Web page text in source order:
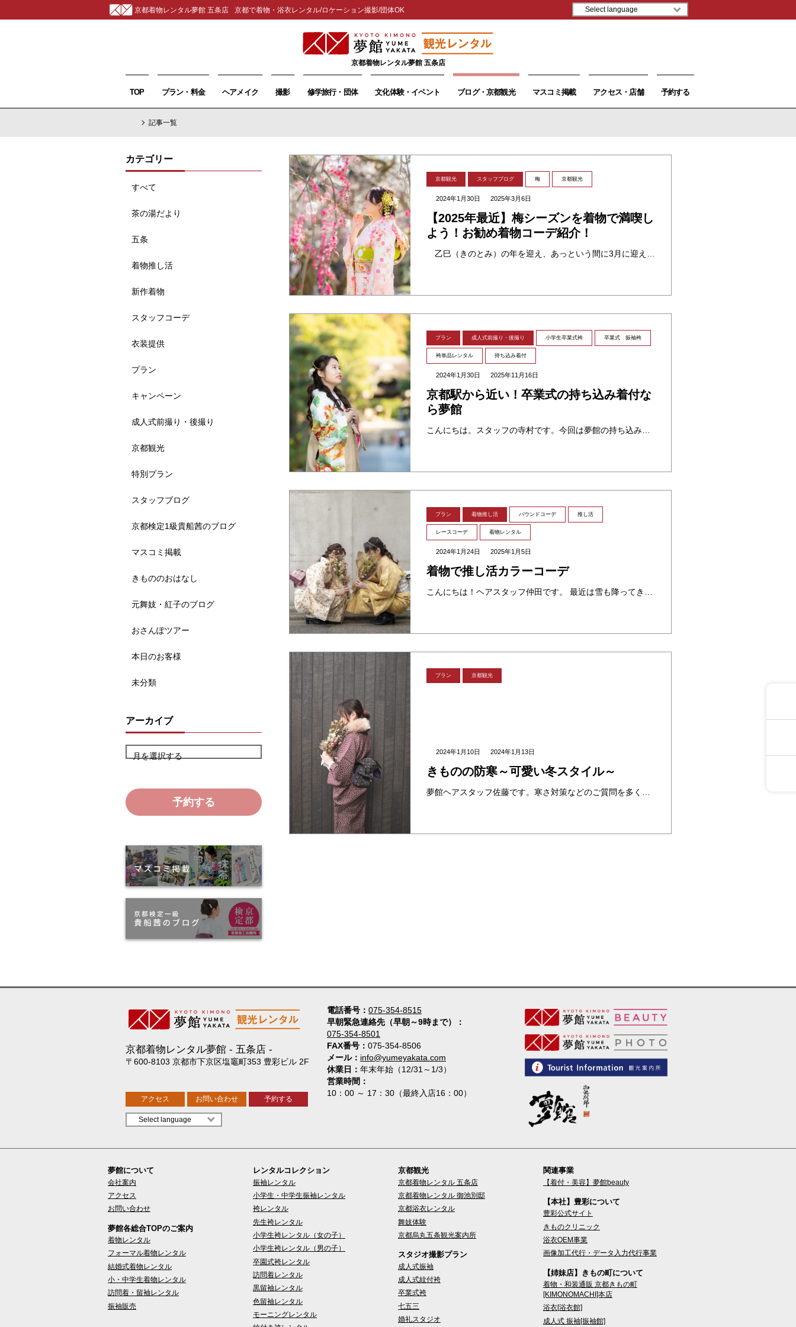
京都着物レンタル夢館 五条店 京都で着物・浴衣レンタル/ロケーション撮影/団体OK
京都着物レンタル夢館 五条店
TOP プラン・料金 ヘアメイク 撮影 修学旅行・団体 文化体験・イベント ブログ・京都観光 マスコミ掲載 アクセス・店舗 予約する
記事一覧
カテゴリー
すべて
茶の湯だより
五条
着物推し活
新作着物
スタッフコーデ
衣装提供
プラン
キャンペーン
成人式前撮り・後撮り
京都観光
特別プラン
スタッフブログ
京都検定1級貴船茜のブログ
マスコミ掲載
きもののおはなし
元舞妓・紅子のブログ
おさんぽツアー
本日のお客様
未分類
アーカイブ
月を選択する
予約する
京都観光 スタッフブログ 梅 京都観光
2024年1月30日 2025年3月6日
【2025年最近】梅シーズンを着物で満喫し
よう！お勧め着物コーデ紹介！
プラン 成人式前撮り・後撮り 小学生卒業式袴 卒業式 振袖袴
袴単品レンタル 持ち込み着付
2024年1月30日 2025年11月16日
京都駅から近い！卒業式の持ち込み着付な
ら夢館
こんにちは。スタッフの寺村です。今回は夢館の持ち込み着付けについてご紹介します🌸 夢館が選ばれる理由 ①熟練上級着付師が多数常勤！ お客様の大切なお着物ですので、厳しい試験をクリアした熟練の着付け師がお着付けさせていただ ・・・
プラン 着物推し活 バウンドコーデ 推し活
レースコーデ 着物レンタル
2024年1月24日 2025年1月5日
着物で推し活カラーコーデ
プラン 京都観光
2024年1月10日 2024年1月13日
きものの防寒～可愛い冬スタイル～
電話番号
075-354-8515
早朝緊急連絡先（早朝～9時まで）
075-354-8501
FAX番号
075-354-8506
メール
info@yumeyakata.com
休業日
年末年始（12/31～1/3）
営業時間
10：00 ～ 17：30（最終入店16：00）
京都着物レンタル夢館 五条店
〒600-8103 京都市下京区塩竈町353 豊彩ビル 2F
アクセス お問い合わせ 予約する
夢館について
会社案内
アクセス
お問い合わせ
夢館各総合TOPのご案内
着物レンタル
フォーマル着物レンタル
結婚式着物レンタル
小・中学生着物レンタル
訪問着・留袖レンタル
振袖販売
レンタルコレクション
振袖レンタル
小学生・中学生振袖レンタル
袴レンタル
先生袴レンタル
小学生袴レンタル（女の子）
小学生袴レンタル（男の子）
卒園式袴レンタル
訪問着レンタル
黒留袖レンタル
色留袖レンタル
モーニングレンタル
京都観光
京都着物レンタル 五条店
京都着物レンタル 御池別邸
京都浴衣レンタル
舞妓体験
京都烏丸五条観光案内所
スタジオ撮影プラン
成人式振袖
成人式紋付袴
卒業式袴
七五三
婚礼スタジオ
関連事業
【着付・美容】夢館beauty
【本社】豊彩について
豊彩公式サイト
きものクリニック
浴衣OEM事業
画像加工代行・データ入力代行事業
【姉妹店】きもの町について
着物・和装通販 京都きもの町
[KIMONOMACHI]本店
浴衣[浴衣館]
成人式 振袖[振袖館]